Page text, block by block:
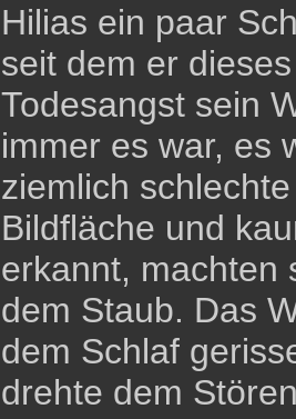
Hilias ein paar
seit dem er
Todesangst sein
immer es war, es
ziemlich
Bildfläche und
erkannt, machten
dem Staub. Das
dem Schlaf
drehte dem